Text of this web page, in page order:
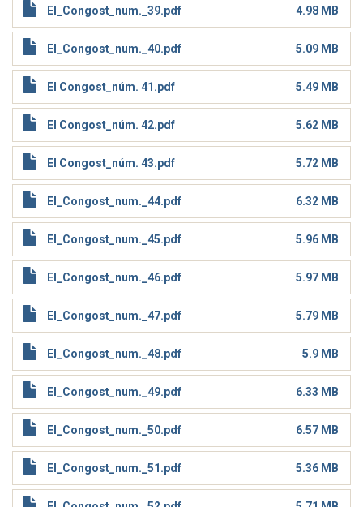
El_Congost_num._39.pdf 4.98 MB
El_Congost_num._40.pdf 5.09 MB
El Congost_núm. 41.pdf 5.49 MB
El Congost_núm. 42.pdf 5.62 MB
El Congost_núm. 43.pdf 5.72 MB
El_Congost_num._44.pdf 6.32 MB
El_Congost_num._45.pdf 5.96 MB
El_Congost_num._46.pdf 5.97 MB
El_Congost_num._47.pdf 5.79 MB
El_Congost_num._48.pdf 5.9 MB
El_Congost_num._49.pdf 6.33 MB
El_Congost_num._50.pdf 6.57 MB
El_Congost_num._51.pdf 5.36 MB